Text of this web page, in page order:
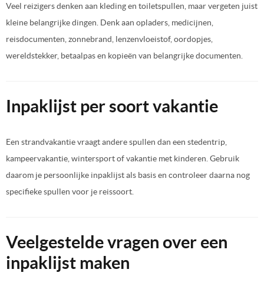
Veel reizigers denken aan kleding en toiletspullen, maar vergeten juist
kleine belangrijke dingen. Denk aan opladers, medicijnen,
reisdocumenten, zonnebrand, lenzenvloeistof, oordopjes,
wereldstekker, betaalpas en kopieën van belangrijke documenten.
Inpaklijst per soort vakantie
Een strandvakantie vraagt andere spullen dan een stedentrip,
kampeervakantie, wintersport of vakantie met kinderen. Gebruik
daarom je persoonlijke inpaklijst als basis en controleer daarna nog
specifieke spullen voor je reissoort.
Veelgestelde vragen over een
inpaklijst maken